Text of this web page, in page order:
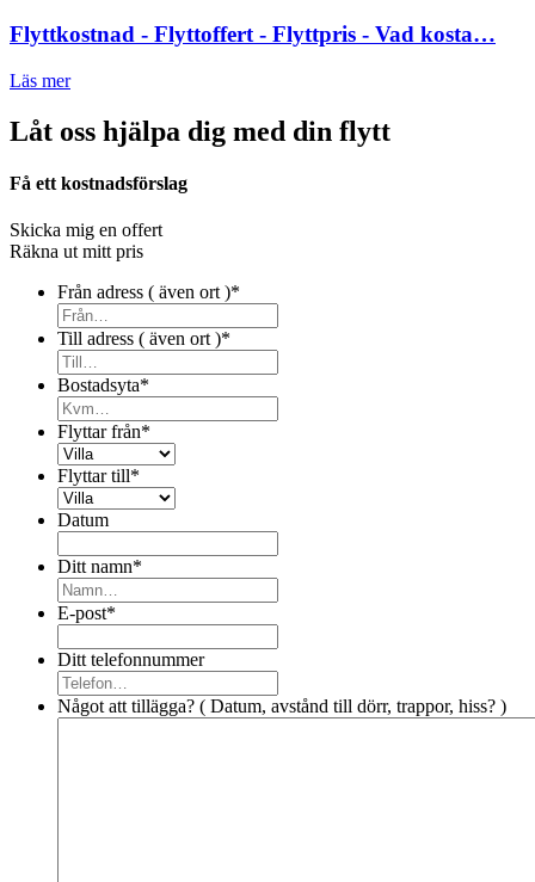
Flyttkostnad - Flyttoffert - Flyttpris - Vad kosta…
Läs mer
Låt oss hjälpa dig med din flytt
Få ett kostnadsförslag
Skicka mig en offert
Räkna ut mitt pris
Från adress ( även ort )*
Till adress ( även ort )*
Bostadsyta*
Flyttar från*
Flyttar till*
Datum
Ditt namn*
E-post*
Ditt telefonnummer
Något att tillägga? ( Datum, avstånd till dörr, trappor, hiss? )